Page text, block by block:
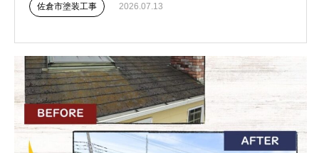
佐倉市塗装工事 2026.07.13